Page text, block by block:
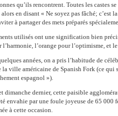
qu’ils rencontrent. Toutes les castes
alors en disant « Ne soyez pas fâché; c’est
à partager des mets préparés
utilisés ont une signification bien
l’harmonie, l’orange pour l’optimisme, et
années, on a pris l’habitude de
la ville américaine de Spanish Fork (ce qui
espagnol »).
dimanche dernier, cette paisible
envahie par une foule joyeuse de 65 000
à cette occasion.